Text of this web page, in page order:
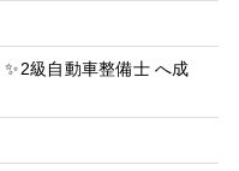
級自動車整備士 へ成